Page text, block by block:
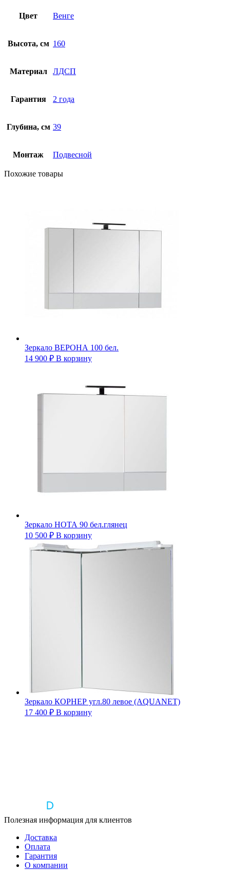
Цвет Венге
Высота, см 160
Материал ЛДСП
Гарантия 2 года
Глубина, см 39
Монтаж Подвесной
Похожие товары
Зеркало ВЕРОНА 100 бел.
14 900 ₽ В корзину
Зеркало НОТА 90 бел.глянец
10 500 ₽ В корзину
Зеркало КОРНЕР угл.80 левое (AQUANET)
17 400 ₽ В корзину
Полезная информация для клиентов
Доставка
Оплата
Гарантия
О компании